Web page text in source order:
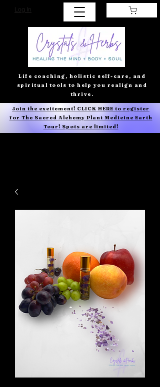
Log In
Life coaching, holistic self-care, and
spiritual tools to help you realign and
thrive.
Join the excitement! CLICK HERE to register
for The Sacred Alchemy Plant Medicine Earth
Tour! Spots are limited!